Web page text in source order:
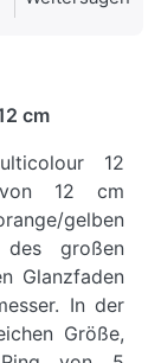
cm
12
12 cm
gelben
des großen
Glanzfaden
In der
Größe,